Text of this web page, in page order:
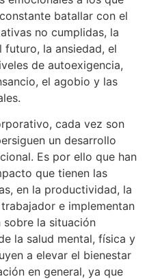
batallar con el
no cumplidas, la
la ansiedad, el
de autoexigencia,
el agobio y las
cada vez son
un desarrollo
Es por ello que han
que tienen las
en la productividad, la
e implementan
la situación
la salud mental, física y
a elevar el bienestar
en general, ya que